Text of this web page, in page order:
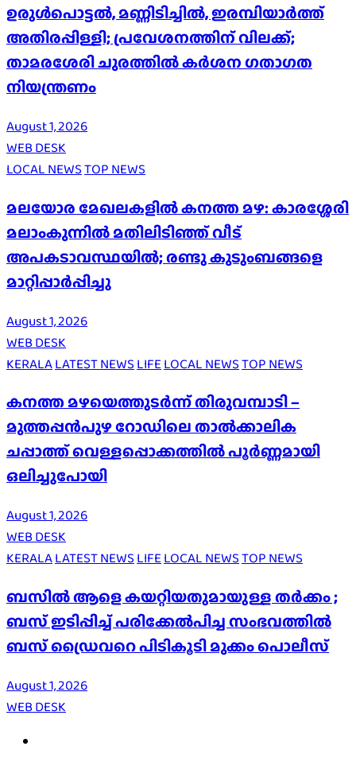
ഉരുൾപൊട്ടൽ, മണ്ണിടിച്ചിൽ, ഇരമ്പിയാര്‍ത്ത്
അതിരപ്പിള്ളി; പ്രവേശനത്തിന് വിലക്ക്;
താമരശേരി ചുരത്തില്‍ കര്‍ശന ഗതാഗത
നിയന്ത്രണം
August 1, 2026
WEB DESK
LOCAL NEWSTOP NEWS
മലയോര മേഖലകളിൽ കനത്ത മഴ: കാരശ്ശേരി
മലാംകുന്നിൽ മതിലിടിഞ്ഞ് വീട്
അപകടാവസ്ഥയിൽ; രണ്ടു കുടുംബങ്ങളെ
മാറ്റിപ്പാർപ്പിച്ചു
August 1, 2026
WEB DESK
KERALALATEST NEWS LIFE LOCAL NEWSTOP NEWS
കനത്ത മഴയെത്തുടർന്ന് തിരുവമ്പാടി –
മുത്തപ്പൻപുഴ റോഡിലെ താൽക്കാലിക
ചപ്പാത്ത് വെള്ളപ്പൊക്കത്തിൽ പൂർണ്ണമായി
ഒലിച്ചുപോയി
August 1, 2026
WEB DESK
KERALALATEST NEWSLIFELOCAL NEWSTOP NEWS
ബസിൽ ആളെ കയറ്റിയതുമായുള്ള തർക്കം ;
ബസ് ഇടിപ്പിച്ച് പരിക്കേൽപിച്ച സംഭവത്തിൽ
ബസ് ഡ്രൈവറെ പിടികൂടി മുക്കം പൊലീസ്
August 1, 2026
WEB DESK